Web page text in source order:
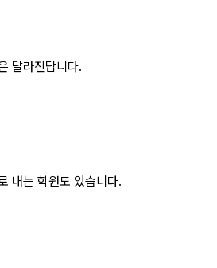
달라진답니다.
내는 학원도 있습니다.